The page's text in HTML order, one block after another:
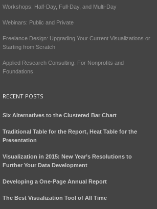
Workshops: Half-Day, Full-Day, and Multi-Day
Webinars: Public and Private
Freelance Design: Upgrading Your Current Visualizations or
Starting from Scratch
Applied Research Consulting: For Nonprofits and
Foundations
RECENT POSTS
Six Alternatives to the Clustered Bar Chart
Traditional Table for the Report, Heat Table for the
Presentation
Visualization in 2015: New Year’s Resolutions to
Further Your Data Development
Developing a One-Page Annual Report
The Best Visualization Tool of All Time